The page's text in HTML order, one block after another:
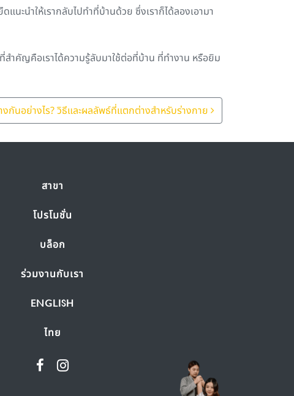
นำให้เรากลับไปทำที่บ้านด้วย ซึ่งเราก็ได้ลองเอามา
สำคัญคือเราได้ความรู้ลับมาใช้ต่อที่บ้าน ที่ทำงาน หรือยิม
างกันอย่างไร? วิธีและผลลัพธ์ที่แตกต่างสำหรับร่างกาย
สาขา
โปรโมชั่น
บล็อก
ร่วมงานกับเรา
ENGLISH
ไทย